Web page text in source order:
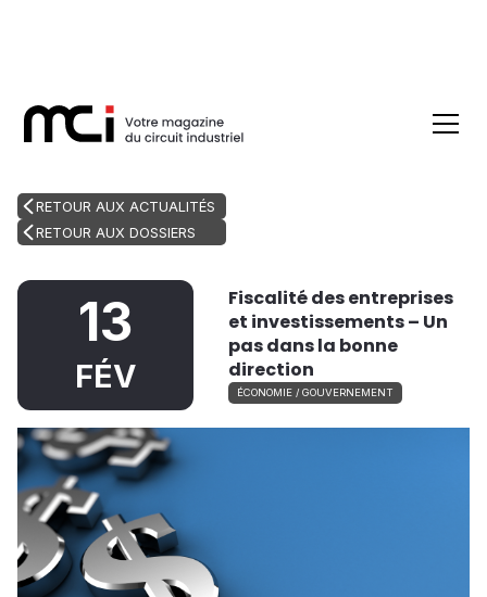
RETOUR AUX ACTUALITÉS
RETOUR AUX DOSSIERS
13
FÉV
Fiscalité des entreprises
et investissements – Un
pas dans la bonne
direction
ÉCONOMIE / GOUVERNEMENT